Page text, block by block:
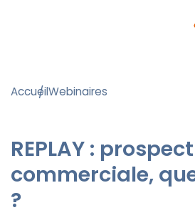
AccueilWebinaires
REPLAY :
commerciale,
?